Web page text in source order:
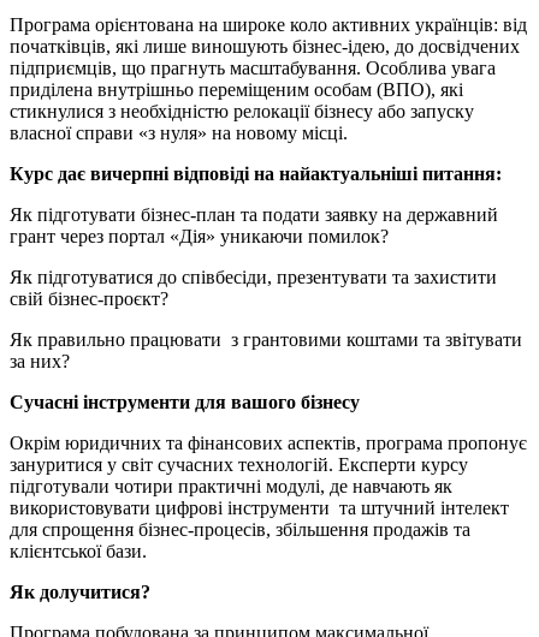
Програма орієнтована на широке коло активних українців: від
початківців, які лише виношують бізнес-ідею, до досвідчених
підприємців, що прагнуть масштабування. Особлива увага
приділена внутрішньо переміщеним особам (ВПО), які
стикнулися з необхідністю релокації бізнесу або запуску
власної справи «з нуля» на новому місці.
Курс дає вичерпні відповіді на найактуальніші питання:
Як підготувати бізнес-план та подати заявку на державний
грант через портал «Дія» уникаючи помилок?
Як підготуватися до співбесіди, презентувати та захистити
свій бізнес-проєкт?
Як правильно працювати з грантовими коштами та звітувати
за них?
Сучасні інструменти для вашого бізнесу
Окрім юридичних та фінансових аспектів, програма пропонує
зануритися у світ сучасних технологій. Експерти курсу
підготували чотири практичні модулі, де навчають як
використовувати цифрові інструменти та штучний інтелект
для спрощення бізнес-процесів, збільшення продажів та
клієнтської бази.
Як долучитися?
Програма побудована за принципом максимальної